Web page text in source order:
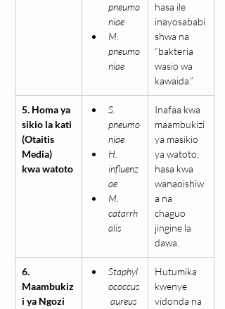
pneumo
niae
M.
pneumo
niae
hasa ile
inayosababi
shwa na
“bakteria
wasio wa
kawaida.”
5. Homa ya
sikio la kati
(Otaitis
Media)
kwa watoto
S.
pneumo
niae
H.
influenz
ae
M.
catarrh
alis
Inafaa kwa
maambukizi
ya masikio
ya watoto,
hasa kwa
wanaoishiw
a na
chaguo
jingine la
dawa.
6.
Maambukiz
i ya Ngozi
Staphyl
ococcus
aureus
Hutumika
kwenye
vidonda na